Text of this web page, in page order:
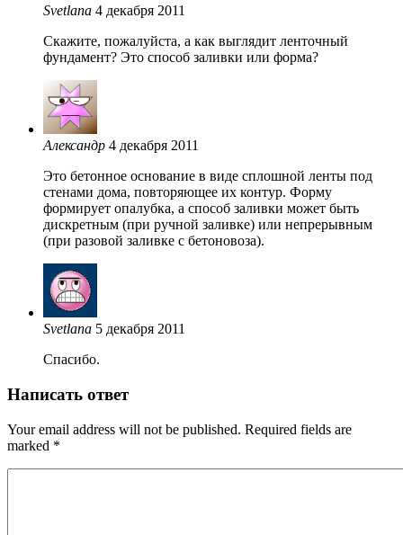
Svetlana 4 декабря 2011
Скажите, пожалуйста, а как выглядит ленточный
фундамент? Это способ заливки или форма?
Александр 4 декабря 2011
Это бетонное основание в виде сплошной ленты под
стенами дома, повторяющее их контур. Форму
формирует опалубка, а способ заливки может быть
дискретным (при ручной заливке) или непрерывным
(при разовой заливке с бетоновоза).
Svetlana 5 декабря 2011
Спасибо.
Написать ответ
Your email address will not be published. Required fields are
marked *